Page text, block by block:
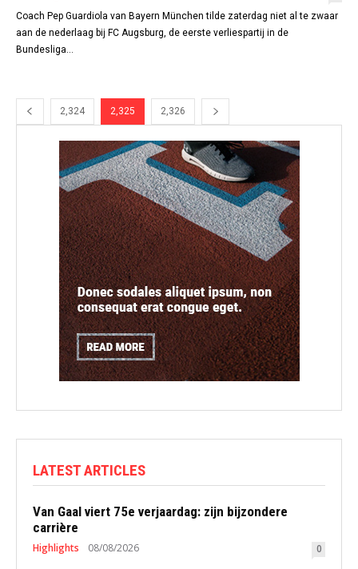
Coach Pep Guardiola van Bayern München tilde zaterdag niet al te zwaar
aan de nederlaag bij FC Augsburg, de eerste verliespartij in de
Bundesliga...
2,324 2,325 2,326
LATEST ARTICLES
Van Gaal viert 75e verjaardag: zijn bijzondere
carrière
Highlights 08/08/2026 0